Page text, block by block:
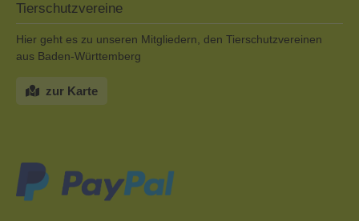
Tierschutzvereine
Hier geht es zu unseren Mitgliedern, den Tierschutzvereinen
aus Baden-Württemberg
zur Karte